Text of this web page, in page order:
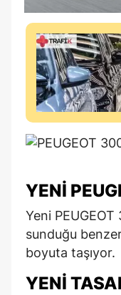
YENI
Yeni PEUGEOT
sunduğu
boyuta taşıyor.
YENI